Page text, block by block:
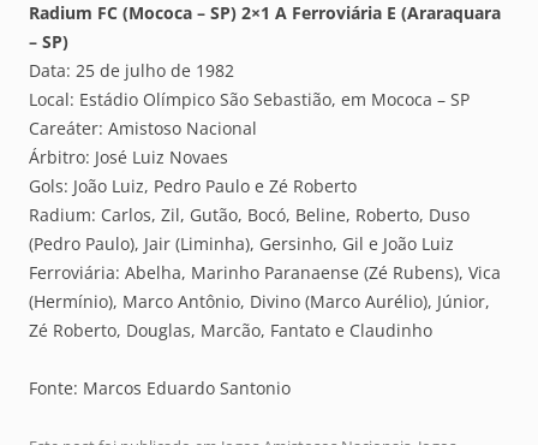
Radium FC (Mococa – SP) 2×1 A Ferroviária E (Araraquara
– SP)
Data: 25 de julho de 1982
Local: Estádio Olímpico São Sebastião, em Mococa – SP
Careáter: Amistoso Nacional
Árbitro: José Luiz Novaes
Gols: João Luiz, Pedro Paulo e Zé Roberto
Radium: Carlos, Zil, Gutão, Bocó, Beline, Roberto, Duso
(Pedro Paulo), Jair (Liminha), Gersinho, Gil e João Luiz
Ferroviária: Abelha, Marinho Paranaense (Zé Rubens), Vica
(Hermínio), Marco Antônio, Divino (Marco Aurélio), Júnior,
Zé Roberto, Douglas, Marcão, Fantato e Claudinho
Fonte: Marcos Eduardo Santonio